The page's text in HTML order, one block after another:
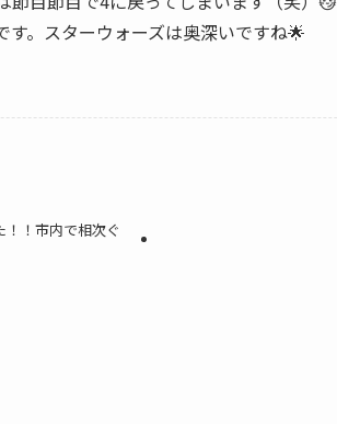
。スターウォーズは奥深いですね🌟
！！市内で相次ぐ